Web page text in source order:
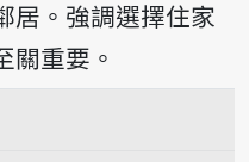
居。強調選擇住家
關重要。